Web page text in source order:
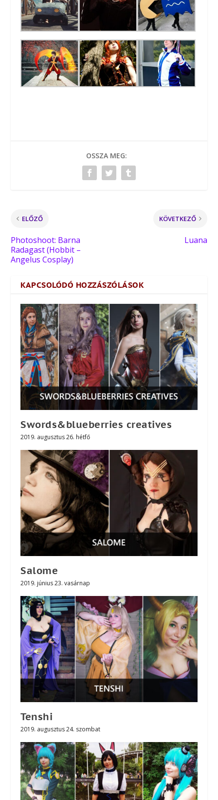
OSSZA MEG:
ELŐZŐ
Photoshoot: Barna
Radagast (Hobbit –
Angelus Cosplay)
KÖVETKEZŐ
Luana
KAPCSOLÓDÓ HOZZÁSZÓLÁSOK
Swords&blueberries creatives
2019. augusztus 26. hétfő
Salome
2019. június 23. vasárnap
Tenshi
2019. augusztus 24. szombat